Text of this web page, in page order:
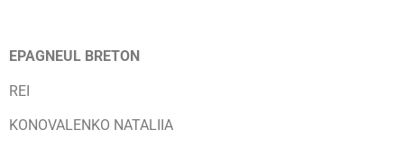
EPAGNEUL BRETON
REI
KONOVALENKO NATALIIA